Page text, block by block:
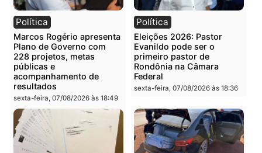
Categorias
Polícia
Você também vai querer ler...